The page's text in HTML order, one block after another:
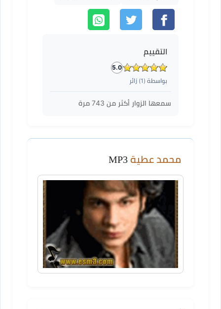
التقييم
5.0
بواسطة ( 1) زائر
سمعها الزوار أكثر من 743 مرة
محمد عطية